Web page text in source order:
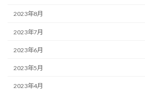
2023年8月
2023年7月
2023年6月
2023年5月
2023年4月